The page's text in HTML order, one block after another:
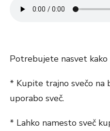
Potrebujete nasvet kako
* Kupite trajno svečo na
uporabo sveč.
* Lahko namesto sveč